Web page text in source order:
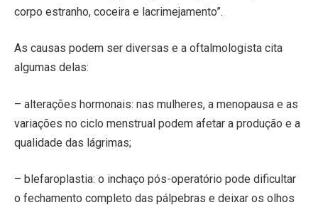
corpo estranho, coceira e lacrimejamento”.
As causas podem ser diversas e a oftalmologista cita
algumas delas:
– alterações hormonais: nas mulheres, a menopausa e as
variações no ciclo menstrual podem afetar a produção e a
qualidade das lágrimas;
– blefaroplastia: o inchaço pós-operatório pode dificultar
o fechamento completo das pálpebras e deixar os olhos